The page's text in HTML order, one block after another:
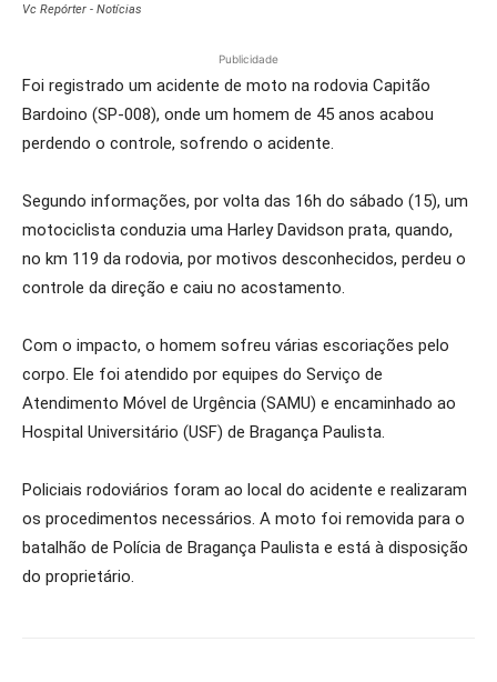
Vc Repórter - Notícias
Publicidade
Foi registrado um acidente de moto na rodovia Capitão
Bardoino (SP-008), onde um homem de 45 anos acabou
perdendo o controle, sofrendo o acidente.
Segundo informações, por volta das 16h do sábado (15), um
motociclista conduzia uma Harley Davidson prata, quando,
no km 119 da rodovia, por motivos desconhecidos, perdeu o
controle da direção e caiu no acostamento.
Com o impacto, o homem sofreu várias escoriações pelo
corpo. Ele foi atendido por equipes do Serviço de
Atendimento Móvel de Urgência (SAMU) e encaminhado ao
Hospital Universitário (USF) de Bragança Paulista.
Policiais rodoviários foram ao local do acidente e realizaram
os procedimentos necessários. A moto foi removida para o
batalhão de Polícia de Bragança Paulista e está à disposição
do proprietário.